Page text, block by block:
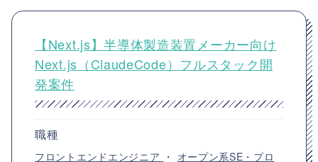
【Next.js】半導体製造装置メーカー向け
Next.js（ClaudeCode）フルスタック開
発案件
職種
フロントエンドエンジニア ・ オープン系SE・プロ